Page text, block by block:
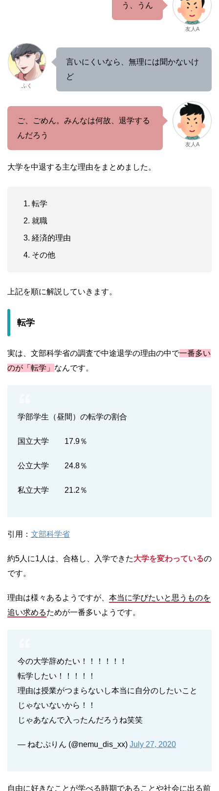
う、うん
友人A
ふく
言いにくいなら、無理には聞かないけ
ど
ご、ごめん。みんなは何故、退学する
んだろう
友人A
大学を中退する主な理由をまとめました。
転学
就職
経済的理由
その他
上記を順に解説していきます。
転学
実は、文部科学省の調査で中途退学の理由の中で一番多い
のが「転学」 なんです。
学部学生（昼間）の転学の割合
国立大学 17.9％
公立大学 24.8％
私立大学 21.2％
引用： 文部科学省
約5人に1人は、合格し、入学できた大学を変わっているの
です。
理由は様々あるようですが、 本当に学びたいと思うものを
追い求めるためが一番多いようです。
今の大学辞めたい！！！！！！
転学したい！！！！！
理由は授業がつまらないし本当に自分のしたいこと
じゃないないから！！
じゃあなんで入ったんだろうね笑笑
— ねむぷりん (@nemu_dis_xx) July 27, 2020
自由に好きなことが学べる時期であることや社会に出る前